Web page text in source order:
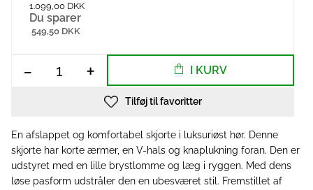
1.099,00 DKK
Du sparer
549,50 DKK
- + I KURV
Tilføj til favoritter
En afslappet og komfortabel skjorte i luksuriøst hør. Denne
skjorte har korte ærmer, en V-hals og knaplukning foran. Den er
udstyret med en lille brystlomme og læg i ryggen. Med dens
løse pasform udstråler den en ubesværet stil. Fremstillet af